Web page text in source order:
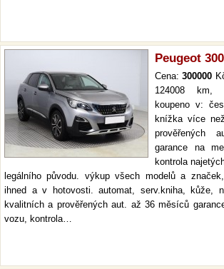
Peugeot
Cena:300000
124008 km,
koupeno v:
knížka více
prověřených
garance na
kontrola
legálního původu. výkup všech modelů a
ihned a v hotovosti. automat, serv.kniha, kůže,
kvalitních a prověřených aut. až 36 měsíců
vozu, kontrola…